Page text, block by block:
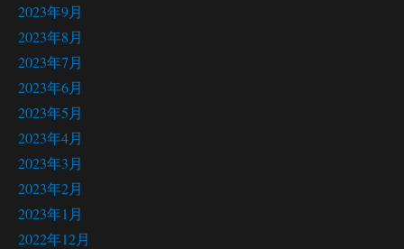
2023年9月
2023年8月
2023年7月
2023年6月
2023年5月
2023年4月
2023年3月
2023年2月
2023年1月
2022年12月